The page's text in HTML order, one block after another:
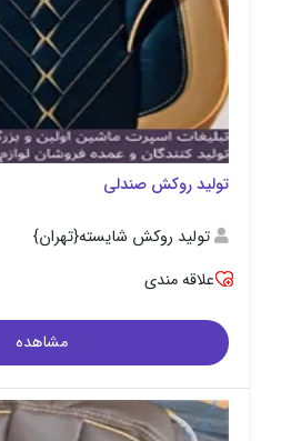
تولید روکش صندلی
تولید روکش شایسته{تهران}
علاقه مندی
مشاهده